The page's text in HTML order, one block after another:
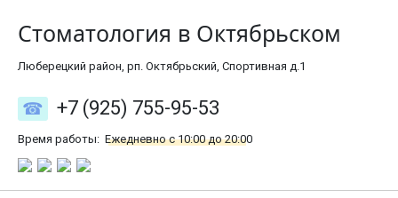
Стоматология в Октябрьском
Люберецкий район, рп. Октябрьский, Спортивная д.1
+7 (925) 755-95-53
Время работы: Ежедневно с 10:00 до 20:00